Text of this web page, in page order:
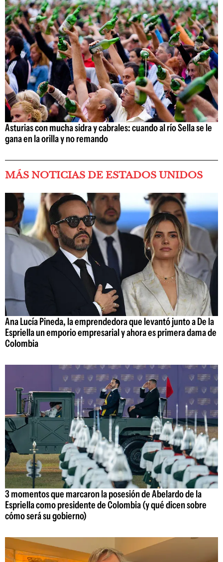
Asturias con mucha sidra y cabrales: cuando al río Sella se le
gana en la orilla y no remando
MÁS NOTICIAS DE ESTADOS UNIDOS
Ana Lucía Pineda, la emprendedora que levantó junto a De la
Espriella un emporio empresarial y ahora es primera dama de
Colombia
3 momentos que marcaron la posesión de Abelardo de la
Espriella como presidente de Colombia (y qué dicen sobre
cómo será su gobierno)